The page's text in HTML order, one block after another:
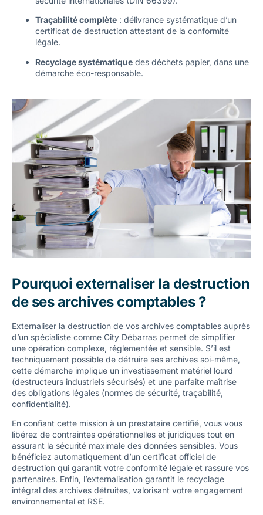
Traçabilité complète : délivrance systématique d’un
certificat de destruction attestant de la conformité
légale.
Recyclage systématique des déchets papier, dans une
démarche éco-responsable.
Pourquoi externaliser la destruction
de ses archives comptables ?
Externaliser la destruction de vos archives comptables auprès
d’un spécialiste comme City Débarras permet de simplifier
une opération complexe, réglementée et sensible. S’il est
techniquement possible de détruire ses archives soi-même,
cette démarche implique un investissement matériel lourd
(destructeurs industriels sécurisés) et une parfaite maîtrise
des obligations légales (normes de sécurité, traçabilité,
confidentialité).
En confiant cette mission à un prestataire certifié, vous vous
libérez de contraintes opérationnelles et juridiques tout en
assurant la sécurité maximale des données sensibles. Vous
bénéficiez automatiquement d’un certificat officiel de
destruction qui garantit votre conformité légale et rassure vos
partenaires. Enfin, l’externalisation garantit le recyclage
intégral des archives détruites, valorisant votre engagement
environnemental et RSE.